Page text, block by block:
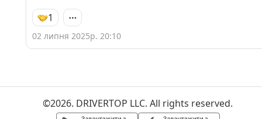
1
02 липня 2025р. 20:10
©2026. DRIVERTOP LLC. All rights reserved.